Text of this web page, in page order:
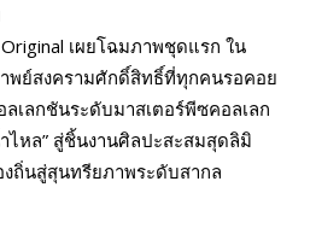
เผยโฉมภาพชุดแรก ใน
พย์สงครามศักดิ์สิทธิ์ที่ทุกคนรอคอย
อลเลกชันระดับมาสเตอร์พีซคอลเลก
ไหล” สู่ชิ้นงานศิลปะสะสมสุดลิมิ
ถิ่นสู่สุนทรียภาพระดับสากล